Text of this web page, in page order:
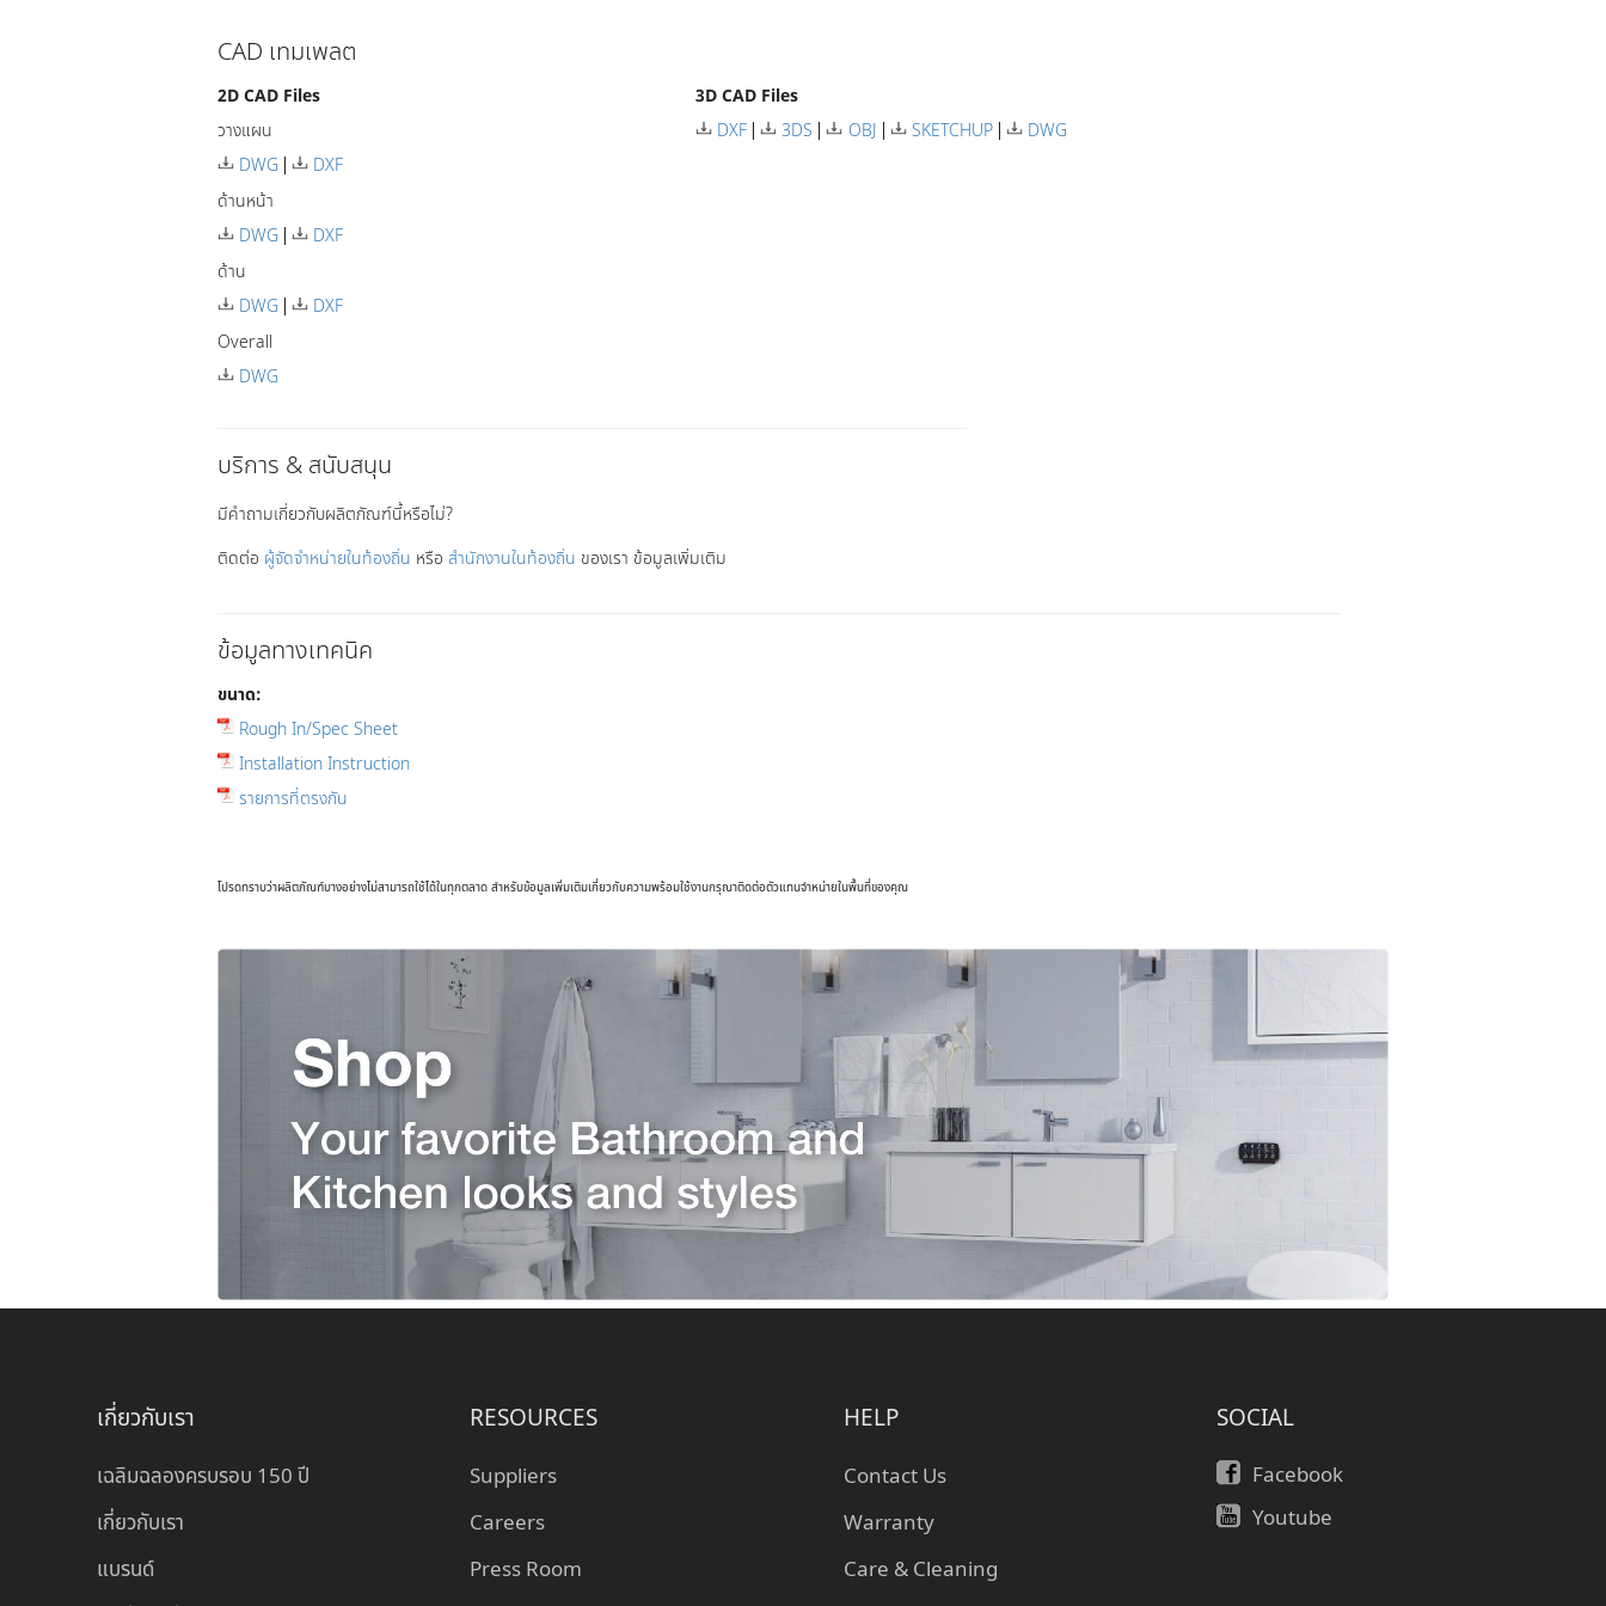
CAD เทมเพลต
2D CAD Files
วางแผน
DWG
DXF
ด้านหน้า
DWG
DXF
ด้าน
DWG
DXF
Overall
DWG
3D CAD Files
DXF
3DS OBJ SKETCHUP DWG
บริการ & สนับสนุน
มีคำถามเกี่ยวกับผลิตภัณฑ์นี้หรือไม่?
ติดต่อ ผู้จัดจำหน่ายในท้องถิ่น หรือ สำนักงานในท้องถิ่น ของเรา ข้อมูลเพิ่มเติม
ข้อมูลทางเทคนิค
ขนาด:
Rough In/Spec Sheet
Installation Instruction
รายการที่ตรงกัน
โปรดทราบว่าผลิตภัณฑ์บางอย่างไม่สามารถใช้ได้ในทุกตลาด สำหรับข้อมูลเพิ่มเติมเกี่ยวกับความพร้อมใช้งานกรุณาติดต่อตัวแทนจำหน่ายในพื้นที่ของคุณ
เกี่ยวกับเรา
เฉลิมฉลองครบรอบ 150 ปี
เกี่ยวกับเรา
แบรนด์
RESOURCES
Suppliers
Careers
Press Room
HELP
Contact Us
Warranty
Care & Cleaning
SOCIAL
Facebook
Youtube